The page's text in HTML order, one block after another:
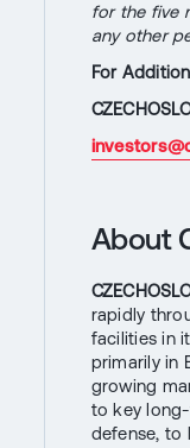
for the five
any other
For
About
rapidly
facilities in
primarily in
growing
to key
defense, to